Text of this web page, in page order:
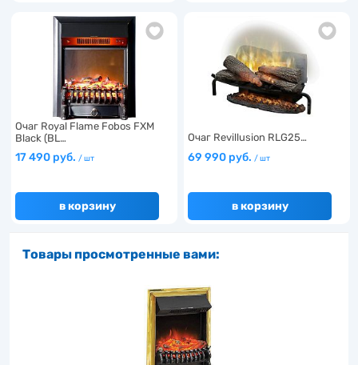
Очаг Royal Flame Fobos FXM
Black (BL…
17 490 руб. / шт
в корзину
Очаг Revillusion RLG25…
69 990 руб. / шт
в корзину
Товары просмотренные вами: